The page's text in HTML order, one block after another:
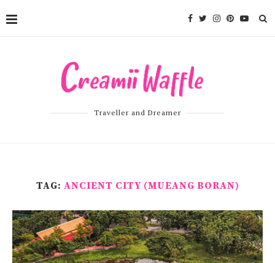
Traveller and Dreamer
TAG: ANCIENT CITY (MUEANG BORAN)